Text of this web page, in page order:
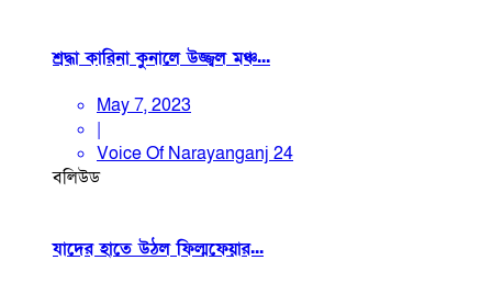
শ্রদ্ধা কারিনা কুনালে উজ্জ্বল মঞ্চ...
May 7, 2023
|
Voice Of Narayanganj 24
বলিউড
যাদের হাতে উঠল ফিল্মফেয়ার...